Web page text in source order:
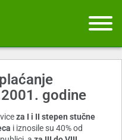
godine
za I i II stepen stučne
i iznosile su 40% od